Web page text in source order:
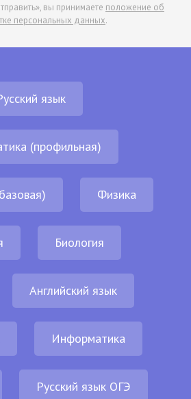
вы принимаете положение об
персональных данных.
язык
(профильная)
Физика
Биология
Английский язык
Информатика
Русский язык ОГЭ